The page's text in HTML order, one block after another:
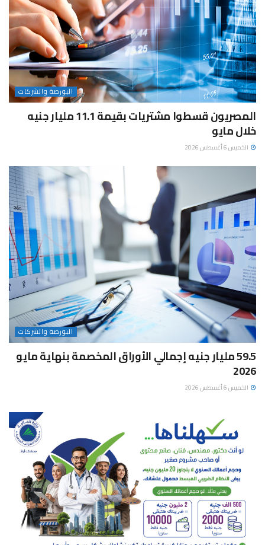
البورصة والشركات
المصريون قسطوا مشتريات بقيمة 11.1 مليار جنيه
خلال مايو
الخميس 6 أغسطس 2026
البورصة والشركات
59.5 مليار جنيه إجمالي الأوراق المخصمة بنهاية مايو
2026
الخميس 6 أغسطس 2026